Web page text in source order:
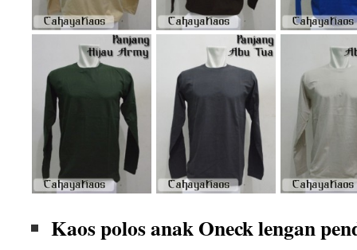
Kaos polos anak Oneck lengan